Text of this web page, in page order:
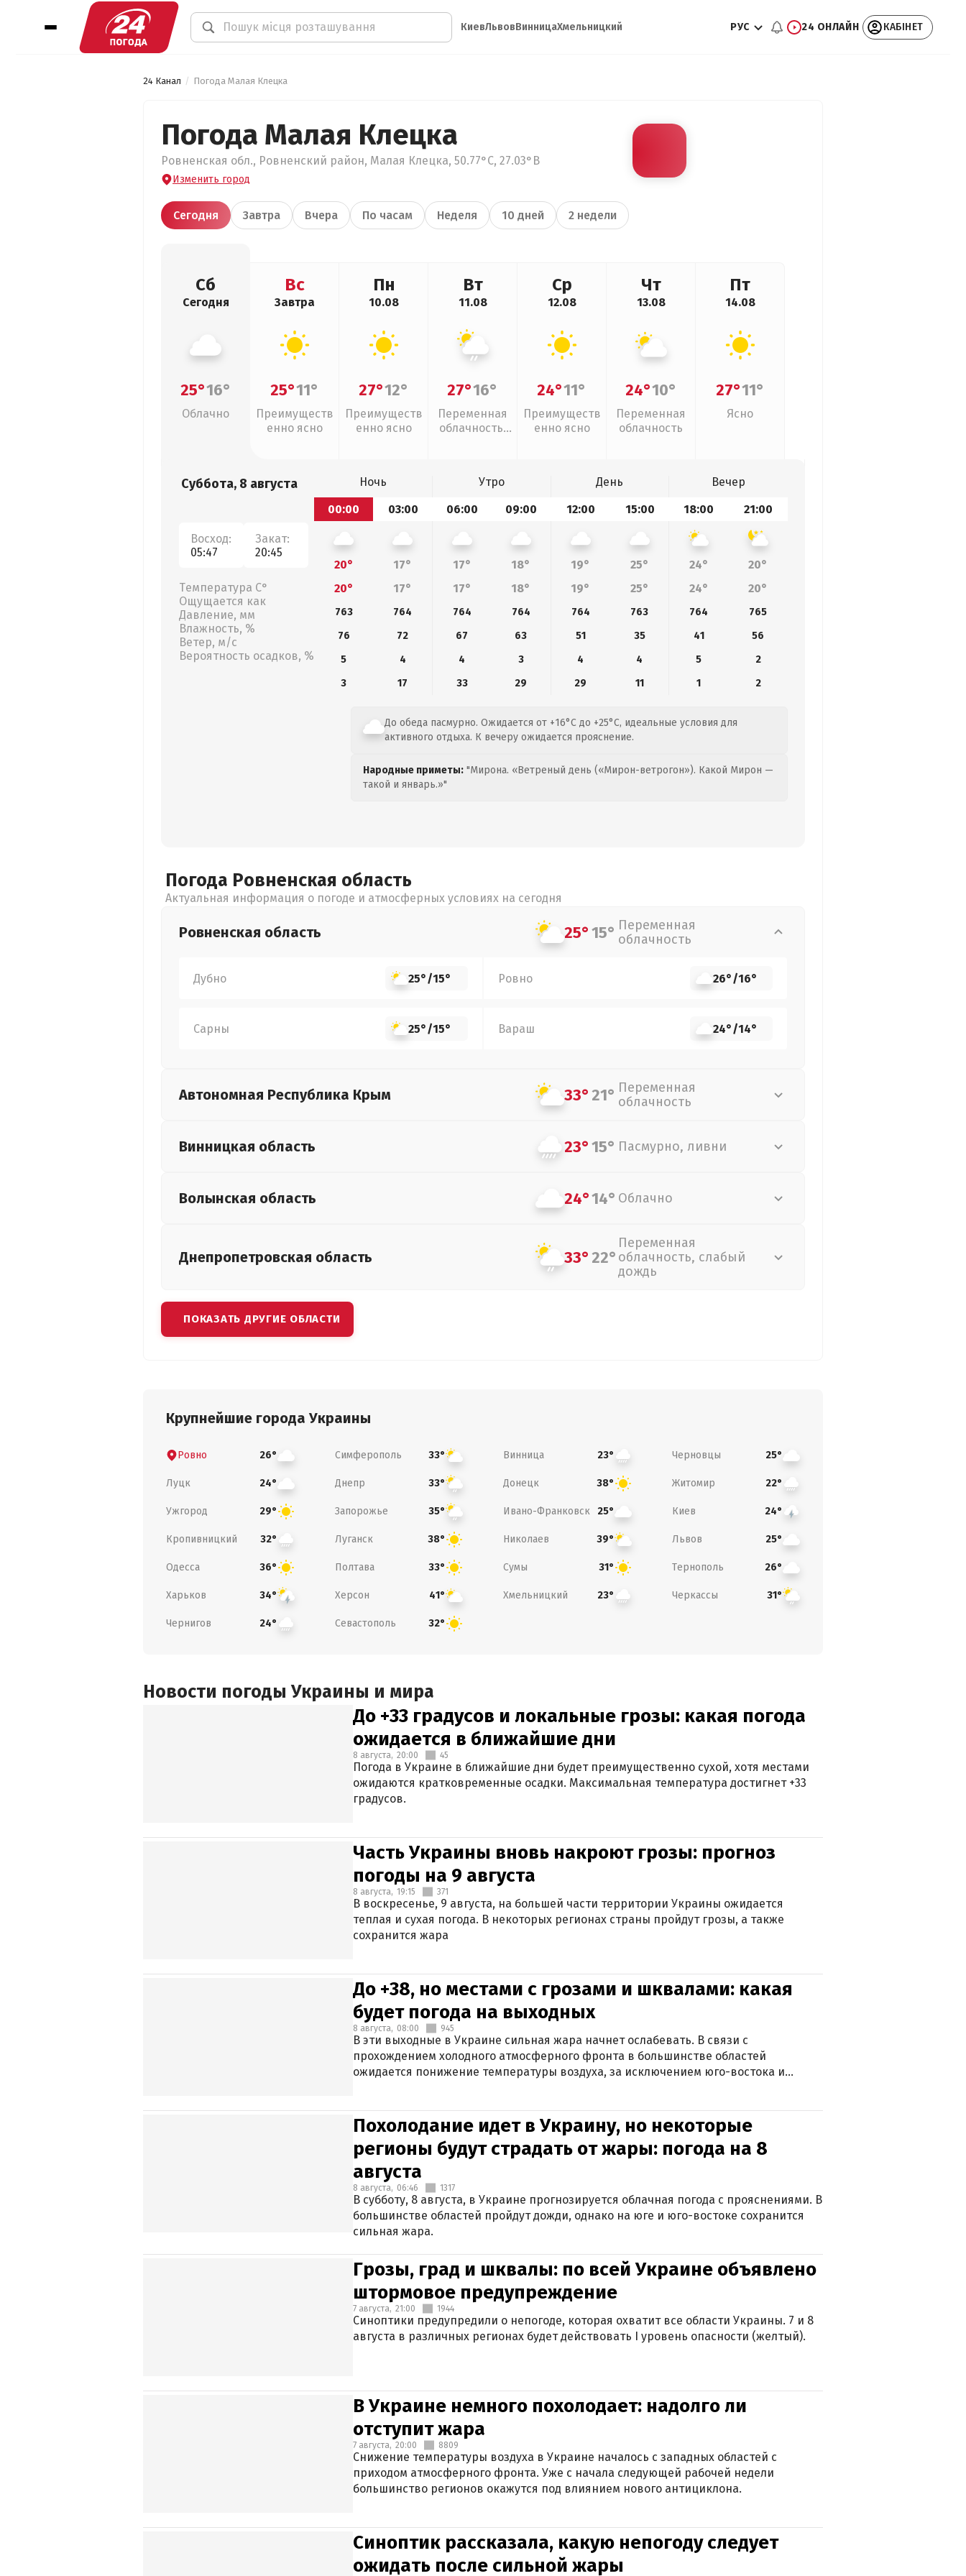
КиевЛьвовВинницаХмельницкий РУС 24 ОНЛАЙН КАБІНЕТ
24 Канал Погода Малая Клецка
Погода Малая Клецка
Ровненская обл., Ровненский район, Малая Клецка, 50.77°С, 27.03°В
Изменить город
Сегодня Завтра Вчера По часам Неделя 10 дней 2 недели
Сб
Сегодня
25°16°
Облачно
Вс
Завтра
25°11°
Преимуществ
енно ясно
Пн
10.08
27°12°
Преимуществ
енно ясно
Вт
11.08
27°16°
Переменная
облачность,
Ср
12.08
24°11°
Преимуществ
енно ясно
Чт
13.08
24°10°
Переменная
облачность
Пт
14.08
27°11°
Ясно
Суббота, 8 августа
Восход:
05:47
Закат:
20:45
Температура С°
Ощущается как
Давление, мм
Влажность, %
Ветер, м/с
Вероятность осадков, %
Ночь Утро День
Вечер
00:00
03:00 06:00 09:00 12:00 15:00 18:00 21:00
20° 17° 17° 18° 19° 25° 24°
20°
20°
17° 17° 18° 19° 25° 24° 20°
763 764 764 764 764 763 764
765
76
72 67 63 51 35 41
56
5
4 4 3 4 4 5
2
3
17 33 29 29 11 1 2
До обеда пасмурно. Ожидается от +16°C до +25°C, идеальные условия для
активного отдыха. К вечеру ожидается прояснение.
Народные приметы: "Мирона. «Ветреный день («Мирон-ветрогон»). Какой Мирон —
такой и январь.»"
Погода Ровненская область
Актуальная информация о погоде и атмосферных условиях на сегодня
Ровненская область 25°15° Переменная
облачность
Дубно 25°/15° Ровно 26°/16°
Сарны 25°/15° Вараш 24°/14°
Автономная Республика Крым 33°21° Переменная
облачность
Винницкая область 23°15° Пасмурно, ливни
Волынская область 24°14° Облачно
Днепропетровская область 33°22°
Переменная
облачность, слабый
дождь
ПОКАЗАТЬ ДРУГИЕ ОБЛАСТИ
Крупнейшие города Украины
Ровно 26° Симферополь 33° Винница 23° Черновцы 25°
Луцк 24° Днепр 33° Донецк 38° Житомир 22°
Ужгород 29° Запорожье 35° Ивано-Франковск 25° Киев 24°
Кропивницкий 32° Луганск 38° Николаев 39° Львов 25°
Одесса 36° Полтава 33° Сумы 31° Тернополь 26°
Харьков 34° Херсон 41° Хмельницкий 23° Черкассы 31°
Чернигов 24° Севастополь 32°
Новости погоды Украины и мира
До +33 градусов и локальные грозы: какая погода
ожидается в ближайшие дни
8 августа, 20:00 45
Погода в Украине в ближайшие дни будет преимущественно сухой, хотя местами
ожидаются кратковременные осадки. Максимальная температура достигнет +33
градусов.
Часть Украины вновь накроют грозы: прогноз
погоды на 9 августа
8 августа, 19:15 371
В воскресенье, 9 августа, на большей части территории Украины ожидается
теплая и сухая погода. В некоторых регионах страны пройдут грозы, а также
сохранится жара
До +38, но местами с грозами и шквалами: какая
будет погода на выходных
8 августа, 08:00 945
В эти выходные в Украине сильная жара начнет ослабевать. В связи с
прохождением холодного атмосферного фронта в большинстве областей
ожидается понижение температуры воздуха, за исключением юго-востока и
Похолодание идет в Украину, но некоторые
регионы будут страдать от жары: погода на 8
августа
8 августа, 06:46 1317
В субботу, 8 августа, в Украине прогнозируется облачная погода с прояснениями. В
большинстве областей пройдут дожди, однако на юге и юго-востоке сохранится
сильная жара.
Грозы, град и шквалы: по всей Украине объявлено
штормовое предупреждение
7 августа, 21:00 1944
Синоптики предупредили о непогоде, которая охватит все области Украины. 7 и 8
августа в различных регионах будет действовать I уровень опасности (желтый).
В Украине немного похолодает: надолго ли
отступит жара
7 августа, 20:00 8809
Снижение температуры воздуха в Украине началось с западных областей с
приходом атмосферного фронта. Уже с начала следующей рабочей недели
большинство регионов окажутся под влиянием нового антициклона.
Синоптик рассказала, какую непогоду следует
ожидать после сильной жары